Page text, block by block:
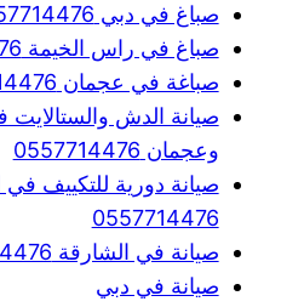
صباغ في دبي 0557714476
صباغ في راس الخيمة 0557714476
صباغة في عجمان 0557714476
صيانة الدش
وعجمان 0557714476
صيانة دورية للتكييف في
0557714476
صيانة في الشارقة 0557714476
صيانة في دبي